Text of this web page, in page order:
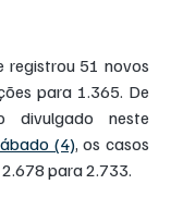
registrou 51 novos
para 1.365. De
divulgado neste
(4), os casos
para 2.733.